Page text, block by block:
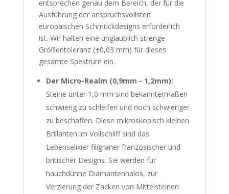
entsprechen genau dem Bereich, der für die
Ausführung der anspruchsvollsten
europäischen Schmuckdesigns erforderlich
ist. Wir halten eine unglaublich strenge
Größentoleranz (±0,03 mm) für dieses
gesamte Spektrum ein.
Der Micro-Realm (0,9mm - 1,2mm):
Steine unter 1,0 mm sind bekanntermaßen
schwierig zu schleifen und noch schwieriger
zu beschaffen. Diese mikroskopisch kleinen
Brillanten im Vollschliff sind das
Lebenselixier filigraner französischer und
britischer Designs. Sie werden für
hauchdünne Diamantenhalos, zur
Verzierung der Zacken von Mittelsteinen